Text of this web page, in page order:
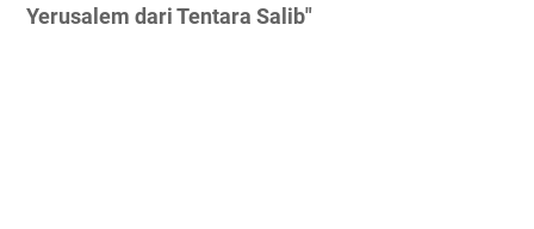
Yerusalem dari Tentara Salib"